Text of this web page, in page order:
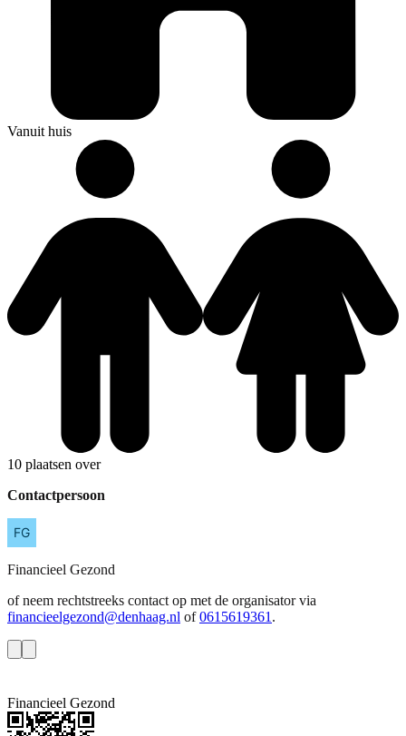
Vanuit huis
10 plaatsen over
Contactpersoon
Financieel Gezond
of neem rechtstreeks contact op met de organisator via
financieelgezond@denhaag.nl of 0615619361.
Financieel Gezond